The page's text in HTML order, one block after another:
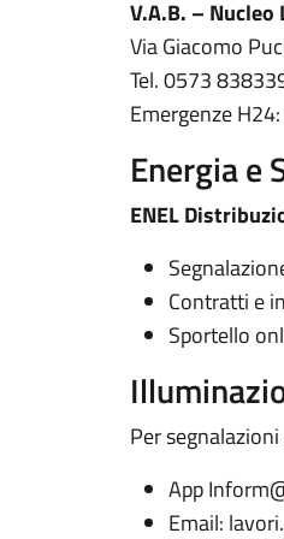
V.A.B. – Nucleo
Via Giacomo
Tel. 0573
Emergenze
Energia e
ENEL
Contratti e
Sportello
Per
App
Email: